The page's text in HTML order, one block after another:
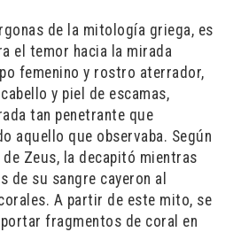
de la mitología griega, es
el temor hacia la mirada
femenino y rostro aterrador,
y piel de escamas,
tan penetrante que
aquello que observaba. Según
de Zeus, la decapitó mientras
de su sangre cayeron al
A partir de este mito, se
fragmentos de coral en